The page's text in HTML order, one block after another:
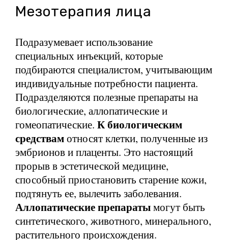
Мезотерапия лица
Подразумевает использование
специальных инъекций, которые
подбираются специалистом, учитывающим
индивидуальные потребности пациента.
Подразделяются полезные препараты на
биологические, аллопатические и
гомеопатические. К биологическим
средствамотносят клетки, полученные из
эмбрионов и плаценты. Это настоящий
прорыв в эстетической медицине,
способный приостановить старение кожи,
подтянуть ее, вылечить заболевания.
Аллопатические препаратымогут быть
синтетического, животного, минерального,
растительного происхождения.